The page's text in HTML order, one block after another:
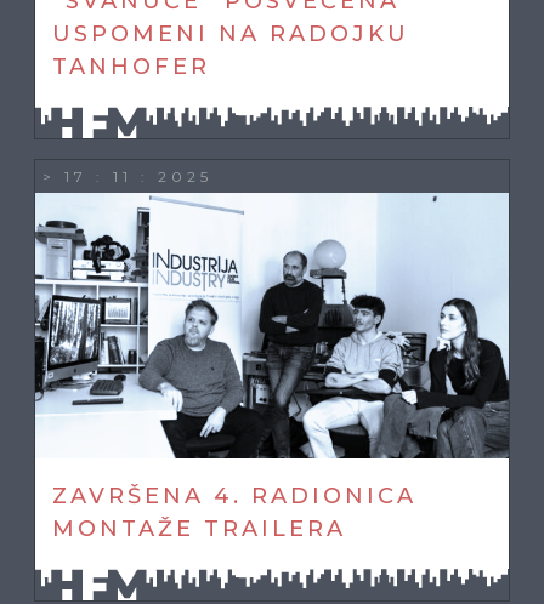
USPOMENI NA RADOJKU
TANHOFER
> 17 : 11 : 2025
ZAVRŠENA 4. RADIONICA
MONTAŽE TRAILERA